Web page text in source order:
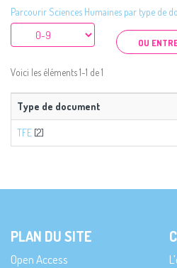
Parcourir Sciences Humaines par type de
Voici les éléments 1-1 de 1
Type de document
TFE [2]
PLAN DU SITE
Open Access